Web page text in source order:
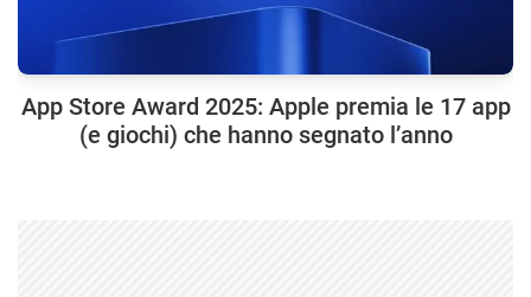
App Store Award 2025: Apple premia le 17 app
(e giochi) che hanno segnato l’anno